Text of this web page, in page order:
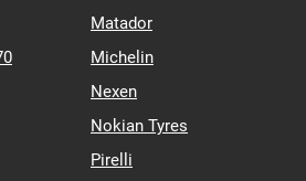
Matador
Michelin
Nexen
Nokian Tyres
Pirelli